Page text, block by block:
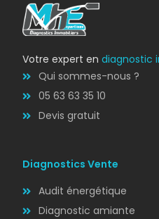
Votre expert endiagnostic
Qui sommes-nous ?
05 63 63 35 10
Devis gratuit
Diagnostics Vente
Audit énergétique
Diagnostic amiante